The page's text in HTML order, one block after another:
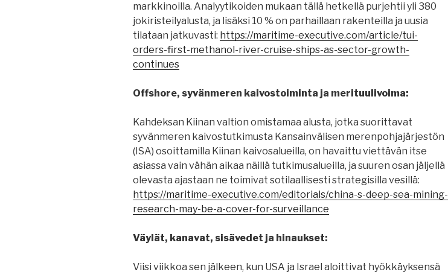
markkinoilla. Analyytikoiden mukaan tällä hetkellä purjehtii yli 380
jokiristeilyalusta, ja lisäksi 10 % on parhaillaan rakenteilla ja uusia
tilataan jatkuvasti: https://maritime-executive.com/article/tui-
orders-first-methanol-river-cruise-ships-as-sector-growth-
continues
Offshore, syvänmeren kaivostoiminta ja merituulivoima:
Kahdeksan Kiinan valtion omistamaa alusta, jotka suorittavat
syvänmeren kaivostutkimusta Kansainvälisen merenpohjajärjestön
(ISA) osoittamilla Kiinan kaivosalueilla, on havaittu viettävän itse
asiassa vain vähän aikaa näillä tutkimusalueilla, ja suuren osan jäljellä
olevasta ajastaan ​​ne toimivat sotilaallisesti strategisilla vesillä:
https://maritime-executive.com/editorials/china-s-deep-sea-mining-
research-may-be-a-cover-for-surveillance
Väylät, kanavat, sisävedet ja hinaukset:
Viisi viikkoa sen jälkeen, kun USA ja Israel aloittivat hyökkäyksensä